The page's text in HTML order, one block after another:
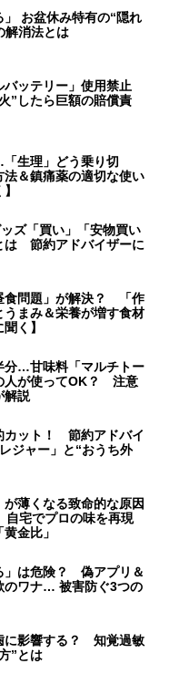
」 お盆休み特有の“隠れ
解消法とは
バッテリー」使用禁止
”したら巨額の賠償責
生理」どう乗り切
＆鎮痛薬の適切な使い
ズ「買い」「安物買い
は 節約アドバイザーに
食問題」が解決？ 「作
うまみ＆栄養が増す食材
く】
分…甘味料「マルチトー
人が使ってOK？ 注意
解説
カット！ 節約アドバイ
ジャー」と“おうち外
が薄くなる致命的な原因
宅でプロの味を再現
金比」
」は危険？ 偽アプリ＆
のワナ… 被害防ぐ3つの
に影響する？ 知覚過敏
”とは